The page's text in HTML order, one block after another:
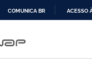
COMUNICA BR ACESSO